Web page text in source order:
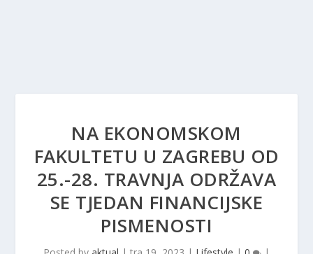
NA EKONOMSKOM
FAKULTETU U ZAGREBU OD
25.-28. TRAVNJA ODRŽAVA
SE TJEDAN FINANCIJSKE
PISMENOSTI